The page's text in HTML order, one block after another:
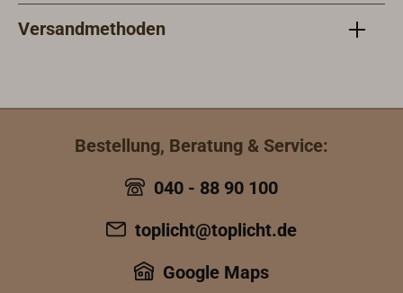
Versandmethoden
Bestellung, Beratung & Service:
040 - 88 90 100
toplicht@toplicht.de
Google Maps